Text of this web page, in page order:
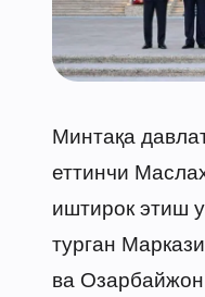
Минтақа
еттинчи
иштирок этиш
турган
ва